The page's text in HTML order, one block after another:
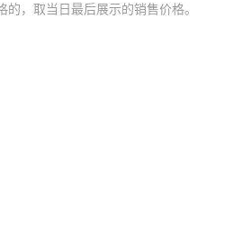
，取当日最后展示的销售价格。